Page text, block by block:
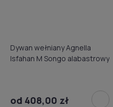
Dywan wełniany Agnella
Isfahan M Songo alabastrowy
od 408,00 zł